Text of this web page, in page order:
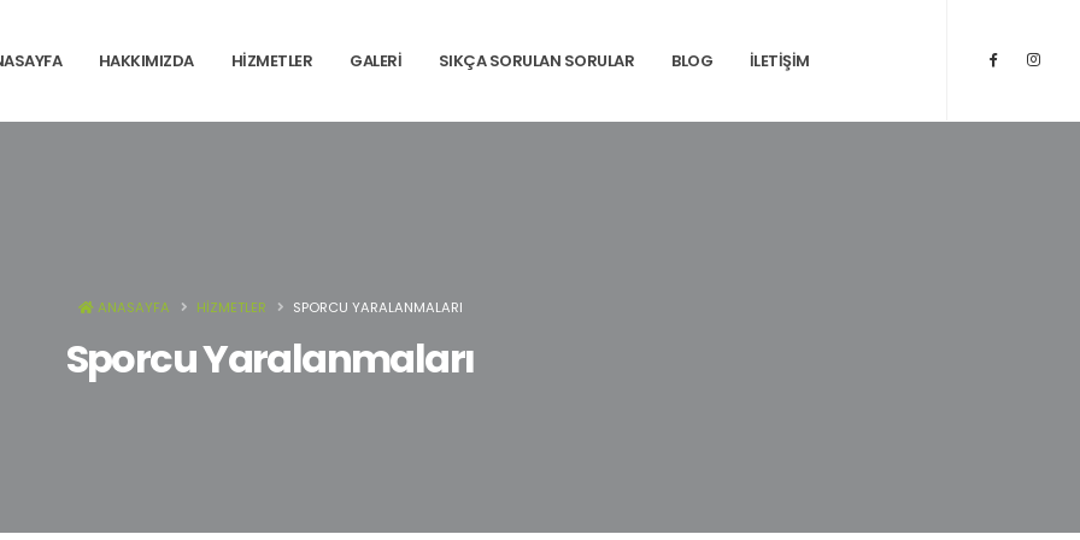
HAKKIMIZDA HİZMETLER GALERİ SIKÇA SORULAN SORULAR BLOG İLETİŞİM
Sporcu Yaralanmaları
ANASAYFA HIZMETLER SPORCU YARALANMALARI